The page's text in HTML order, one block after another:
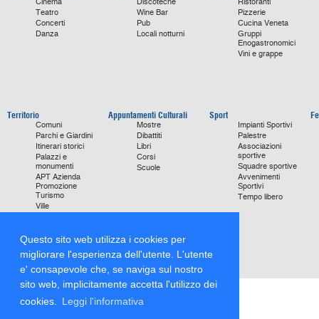
Questo sito web utilizza i cookies per
migliorare l'esperienza dell'utente. L'utente
e' consapevole che, se naviga sul nostro
sito web, implicitamente accetta l'utilizzo dei
cookies.
Leggi l'informativa
Teatro
Concerti
Danza
Wine Bar
Pub
Locali notturni
Pizzerie
Cucina Veneta
Gruppi
Enogastronomici
Vini e grappe
Territorio
Comuni
Parchi e Giardini
Itinerari storici
Palazzi e
monumenti
APT Azienda
Promozione
Turismo
Ville
Storie di Successo
Appuntamenti Culturali
Mostre
Dibattiti
Libri
Corsi
Scuole
Sport
Impianti Sportivi
Palestre
Associazioni
sportive
Squadre sportive
Avvenimenti
Sportivi
Tempo libero